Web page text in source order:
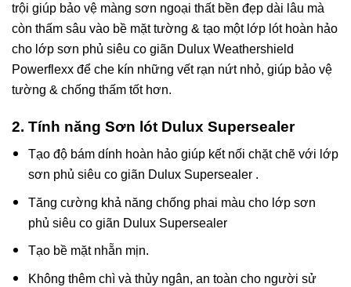
trội giúp bảo vệ màng sơn ngoại thất bền đẹp dài lâu mà
còn thấm sâu vào bề mặt tường & tạo một lớp lót hoàn hảo
cho lớp sơn phủ siêu co giãn Dulux Weathershield
Powerflexx để che kín những vết rạn nứt nhỏ, giúp bảo vệ
tường & chống thấm tốt hơn.
2. Tính năng Sơn lót Dulux Supersealer
Tạo độ bám dính hoàn hảo giúp kết nối chặt chẽ với lớp
sơn phủ siêu co giãn Dulux Supersealer .
Tăng cường khả năng chống phai màu cho lớp sơn
phủ siêu co giãn Dulux Supersealer
Tạo bề mặt nhẵn mịn.
Không thêm chì và thủy ngân, an toàn cho người sử